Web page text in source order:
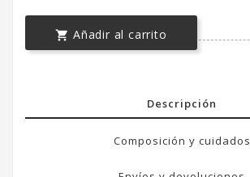
 Añadir al carrito
Descripción
Composición y cuidados